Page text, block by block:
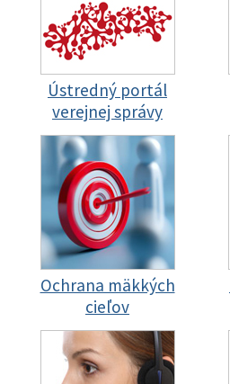
Ústredný portál
verejnej správy
Ochrana mäkkých
cieľov